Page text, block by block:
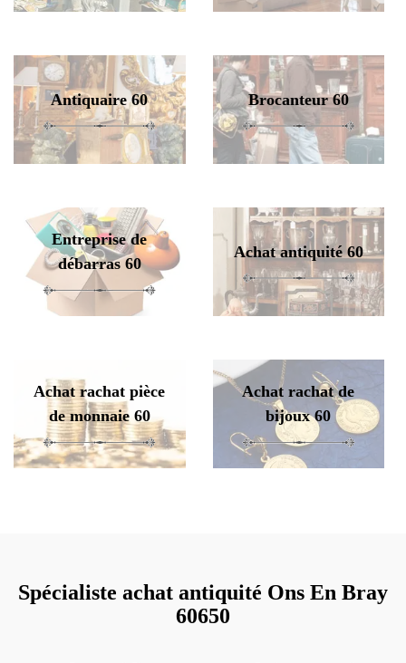
Antiquaire 60 Brocanteur 60
Entreprise de
débarras 60
Achat antiquité 60
Achat rachat pièce
de monnaie 60
Achat rachat de
bijoux 60
Spécialiste achat antiquité Ons En Bray
60650